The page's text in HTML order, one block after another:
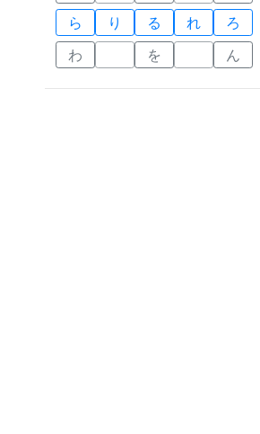
ら
り る れ
ろ
わ
を ん